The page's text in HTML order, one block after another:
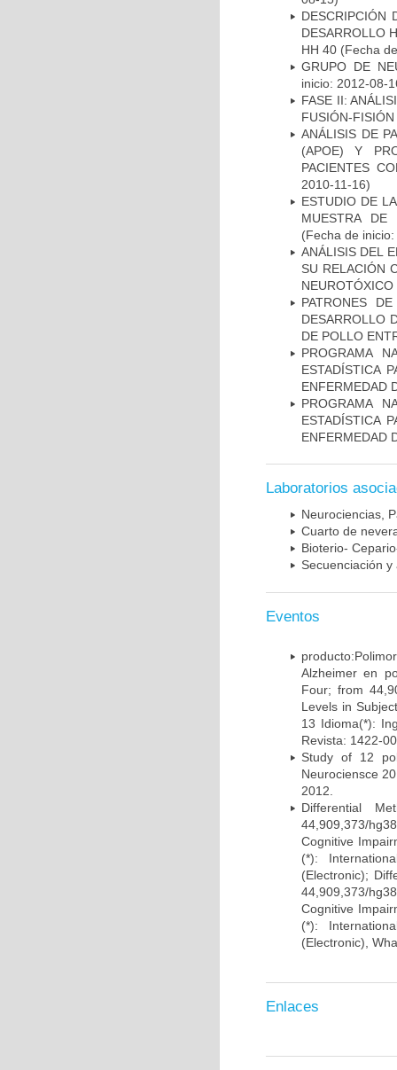
DESCRIPCIÓN
DESARROLLO
HH 40 (Fecha
GRUPO DE
inicio: 2012-08-
FASE II:
FUSIÓN-
ANÁLISIS DE
(APOE) Y
PACIENTES
2010-11-16)
ESTUDIO DE
MUESTRA DE
(Fecha de
ANÁLISIS DEL
SU RELACIÓN
NEUROTÓXICO
PATRONES
DESARROLLO
DE POLLO
PROGRAMA
ESTADÍSTICA
ENFERMEDAD
PROGRAMA
ESTADÍSTICA
ENFERMEDAD
Laboratorios
Neurociencias,
Cuarto de
Bioterio-
Secuenciación
Eventos
Alzheimer en
Four; from
Levels in
13 Idioma(*):
Revista: 1422-
Study of 12
Neurociensce
2012.
Differential
44,909,373/
Cognitive
(*):
(Electronic);
44,909,373/
Cognitive
(*):
(Electronic),
Enlaces